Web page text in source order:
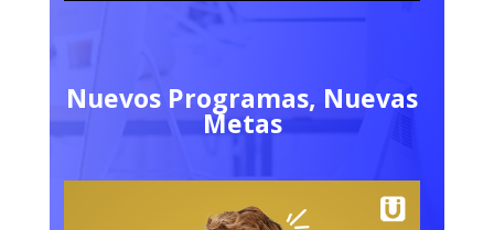
Nuevos Programas, Nuevas
Metas